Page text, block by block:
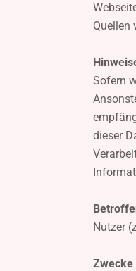
Quellen
Sofern
dieser
Nutzer
Zwecke